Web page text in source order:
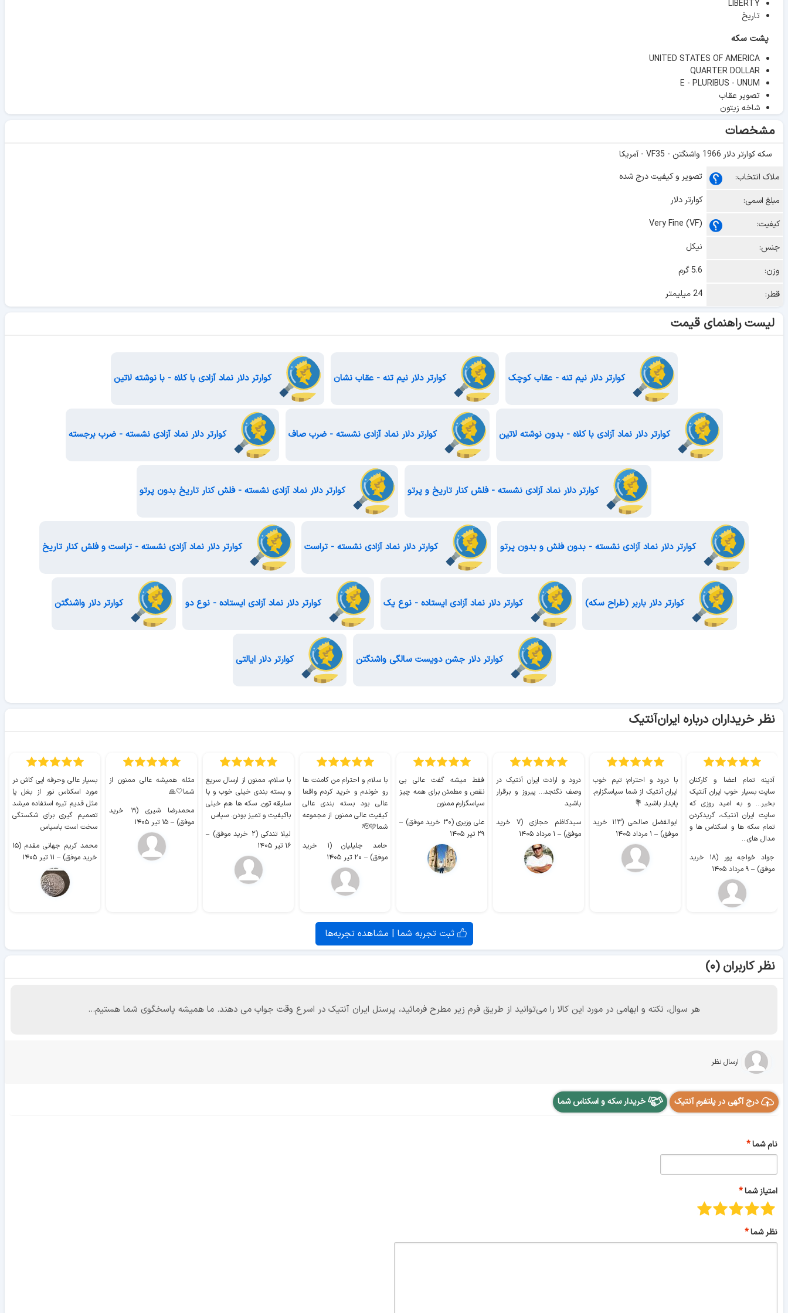
LIBERTY
تاریخ
پشت سکه
UNITED STATES OF AMERICA
QUARTER DOLLAR
E - PLURIBUS - UNUM
تصویر عقاب
شاخه زیتون
مشخصات
سکه کوارتر دلار 1966 واشنگتن - VF35 - آمریکا
ملاک انتخاب:
تصویر و کیفیت درج شده
مبلغ اسمی:
کوارتر دلار
کیفیت:
Very Fine (VF)
جنس:
نیکل
وزن:
5.6 گرم
قطر:
24 میلیمتر
لیست راهنمای قیمت
کوارتر دلار نیم تنه - عقاب کوچک کوارتر دلار نیم تنه - عقاب نشان کوارتر دلار نماد آزادی با کلاه - با نوشته لاتین
کوارتر دلار نماد آزادی با کلاه - بدون نوشته لاتین کوارتر دلار نماد آزادی نشسته - ضرب صاف کوارتر دلار نماد آزادی نشسته - ضرب برجسته
کوارتر دلار نماد آزادی نشسته - فلش کنار تاریخ و پرتو کوارتر دلار نماد آزادی نشسته - فلش کنار تاریخ بدون پرتو
کوارتر دلار نماد آزادی نشسته - بدون فلش و بدون پرتو کوارتر دلار نماد آزادی نشسته - تراست کوارتر دلار نماد آزادی نشسته - تراست و فلش کنار تاریخ
کوارتر دلار باربر (طراح سکه) کوارتر دلار نماد آزادی ایستاده - نوع یک کوارتر دلار نماد آزادی ایستاده - نوع دو کوارتر دلار واشنگتن
کوارتر دلار جشن دویست سالگی واشنگتن کوارتر دلار ایالتی
نظر خریداران درباره ایران‌آنتیک
آدینه تمام اعضا و کارکنان
سایت بسیار خوب ايران آنتیک
بخیر... و به امید روزی که
سایت ايران آنتیک، گریدکردن
تمام سکه ها و اسکناس ها و
مدال های...
جواد خواجه پور (۱۸ خرید
موفق) – ۹ مرداد ۱۴۰۵
با درود و احترام؛ تیم خوب
ایران آنتیک از شما سپاسگزارم.
پایدار باشید 💐
ابوالفضل صالحی (۱۱۳ خرید
موفق) – ۱ مرداد ۱۴۰۵
درود و ارادت ایران آنتیک در
وصف نگنجد... پیروز و برقرار
باشید
سیدکاظم حجازی (۷ خرید
موفق) – ۱ مرداد ۱۴۰۵
فقط میشه گفت عالی بی
نقص و مطمئن برای همه چیز
سپاسگزارم ممنون
علی وزیری (۳۰ خرید موفق)
–
۲۹ تیر ۱۴۰۵
با سلام و احترام من کامنت ها
رو خوندم و خرید کردم واقعا
عالی بود بسته بندی عالی
کیفیت عالی ممنون از مجموعه
شما🫡🩷
حامد جلیلیان (۱ خرید
موفق) – ۲۰ تیر ۱۴۰۵
با سلام، ممنون از ارسال سریع
و بسته بندی خیلی خوب و با
سلیقه تون. سکه ها هم خیلی
باکیفیت و تمیز بودن. سپاس
لیلا تندکی (۲ خرید موفق)
–
۱۶ تیر ۱۴۰۵
مثله همیشه عالی ممنون از
شما🤍🙏
محمدرضا شیری (۱۹ خرید
موفق) – ۱۵ تیر ۱۴۰۵
بسیار عالی وحرفه ایی کاش در
مورد اسکناس نور از بغل یا
مثل قدیم تیره استفاده میشد
تصمیم گیری برای شکستگی
سخت است باسپاس
محمد کریم جهانی مقدم (۱۵
خرید موفق) – ۱۱ تیر ۱۴۰۵
ثبت تجربه شما | مشاهده تجربه‌ها
نظر کاربران (۰)
هر سوال، نکته و ابهامی در مورد این کالا را می‌توانید از طریق فرم زیر مطرح فرمائید، پرسنل ایران آنتیک در اسرع وقت جواب می دهند. ما همیشه پاسخگوی شما هستیم...
ارسال نظر
درج آگهی در پلتفرم آنتیک خریدار سکه و اسکناس شما
نام شما
امتیاز شما
نظر شما